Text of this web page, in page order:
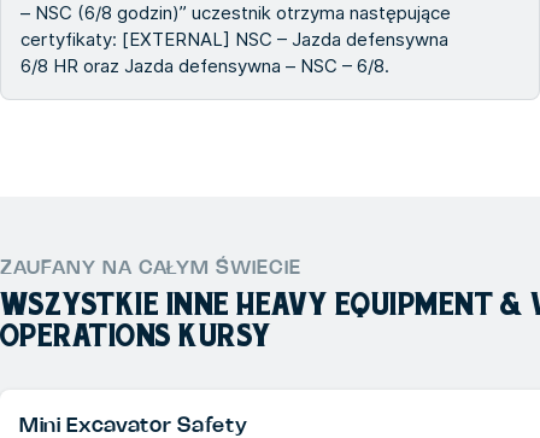
– NSC (6/8 godzin)” uczestnik otrzyma następujące
certyfikaty: [EXTERNAL] NSC – Jazda defensywna
6/8 HR oraz Jazda defensywna – NSC – 6/8.
ZAUFANY NA CAŁYM ŚWIECIE
WSZYSTKIE INNEHEAVY EQUIPMENT &
OPERATIONS KURSY
Mini Excavator Safety